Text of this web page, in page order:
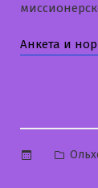
Анкета и